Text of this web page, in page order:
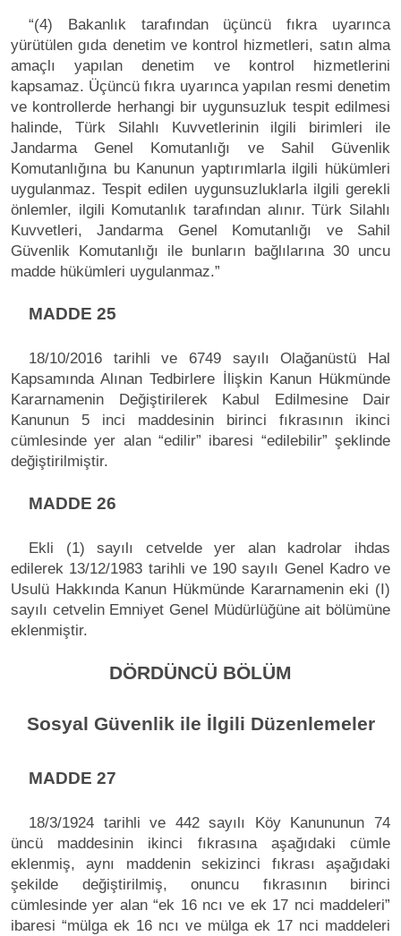
“(4) Bakanlık tarafından üçüncü fıkra uyarınca
yürütülen gıda denetim ve kontrol hizmetleri, satın alma
amaçlı yapılan denetim ve kontrol hizmetlerini
kapsamaz. Üçüncü fıkra uyarınca yapılan resmi denetim
ve kontrollerde herhangi bir uygunsuzluk tespit edilmesi
halinde, Türk Silahlı Kuvvetlerinin ilgili birimleri ile
Jandarma Genel Komutanlığı ve Sahil Güvenlik
Komutanlığına bu Kanunun yaptırımlarla ilgili hükümleri
uygulanmaz. Tespit edilen uygunsuzluklarla ilgili gerekli
önlemler, ilgili Komutanlık tarafından alınır. Türk Silahlı
Kuvvetleri, Jandarma Genel Komutanlığı ve Sahil
Güvenlik Komutanlığı ile bunların bağlılarına 30 uncu
madde hükümleri uygulanmaz.”
MADDE 25
18/10/2016 tarihli ve 6749 sayılı Olağanüstü Hal
Kapsamında Alınan Tedbirlere İlişkin Kanun Hükmünde
Kararnamenin Değiştirilerek Kabul Edilmesine Dair
Kanunun 5 inci maddesinin birinci fıkrasının ikinci
cümlesinde yer alan “edilir” ibaresi “edilebilir” şeklinde
değiştirilmiştir.
MADDE 26
Ekli (1) sayılı cetvelde yer alan kadrolar ihdas
edilerek 13/12/1983 tarihli ve 190 sayılı Genel Kadro ve
Usulü Hakkında Kanun Hükmünde Kararnamenin eki (I)
sayılı cetvelin Emniyet Genel Müdürlüğüne ait bölümüne
eklenmiştir.
DÖRDÜNCÜ BÖLÜM
Sosyal Güvenlik ile İlgili Düzenlemeler
MADDE 27
18/3/1924 tarihli ve 442 sayılı Köy Kanununun 74
üncü maddesinin ikinci fıkrasına aşağıdaki cümle
eklenmiş, aynı maddenin sekizinci fıkrası aşağıdaki
şekilde değiştirilmiş, onuncu fıkrasının birinci
cümlesinde yer alan “ek 16 ncı ve ek 17 nci maddeleri”
ibaresi “mülga ek 16 ncı ve mülga ek 17 nci maddeleri